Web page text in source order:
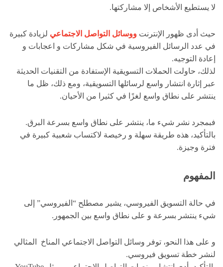
لا يستطيع الأشخاص إلا مشاركتها.
حيث أدى ظهور الإنترنت ووسائل التواصل الاجتماعي لزيادة كبيرة
في عدد الرسائل الفيروسية في شكل مشاركات و اعجابات و
إعادة التوجيه.
لذلك، حاولت الحملات التسويقية الإستفادة من التقنيات الحديثة
عبر إثارة انتشار واسع لرسائلها التسويقية، ومع ذلك، ظل ما
ينتشر على نطاق واسع لغزًا في كثيرا من الأحيان.
فبمجرد نشر شيء ما، ينتشر على نطاق واسع بسرعة البرق.
بالتأكيد، هذه طريقة سهلة و رخيصة لاكتساب شعبية كبيرة في
فترة وجيزة.
المفهوم
في حالة التسويق الفيروسي، يشير مصطلح “الفيروسي” إلى
شيء ينتشر بسرعة و على نطاق واسع بين الجمهور.
و على هذا النحو، توفر وسائل التواصل الاجتماعي المناخ المثالي
لنشر خطة تسويق فيروسي.